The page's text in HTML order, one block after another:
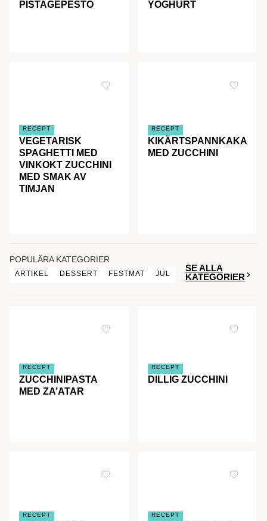
PISTAGEPESTO YOGHURT
RECEPT
VEGETARISK
SPAGHETTI MED
VINKOKT ZUCCHINI
MED SMAK AV
TIMJAN
RECEPT
KIKÄRTSPANNKAKA
MED ZUCCHINI
POPULÄRA KATEGORIER
ARTIKEL DESSERT FESTMAT JUL
SE ALLA
KATEGORIER
RECEPT
ZUCCHINIPASTA
MED ZA’ATAR
RECEPT
DILLIG ZUCCHINI
RECEPT RECEPT